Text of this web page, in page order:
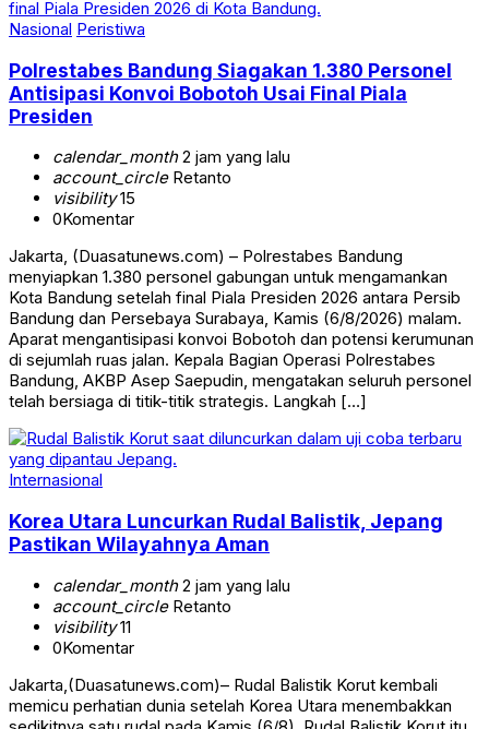
Nasional Peristiwa
Polrestabes Bandung Siagakan 1.380 Personel
Antisipasi Konvoi Bobotoh Usai Final Piala
Presiden
calendar_month2 jam yang lalu
account_circleRetanto
visibility15
0Komentar
Jakarta, (Duasatunews.com) – Polrestabes Bandung
menyiapkan 1.380 personel gabungan untuk mengamankan
Kota Bandung setelah final Piala Presiden 2026 antara Persib
Bandung dan Persebaya Surabaya, Kamis (6/8/2026) malam.
Aparat mengantisipasi konvoi Bobotoh dan potensi kerumunan
di sejumlah ruas jalan. Kepala Bagian Operasi Polrestabes
Bandung, AKBP Asep Saepudin, mengatakan seluruh personel
telah bersiaga di titik-titik strategis. Langkah […]
Internasional
Korea Utara Luncurkan Rudal Balistik, Jepang
Pastikan Wilayahnya Aman
calendar_month2 jam yang lalu
account_circleRetanto
visibility11
0Komentar
Jakarta,(Duasatunews.com)– Rudal Balistik Korut kembali
memicu perhatian dunia setelah Korea Utara menembakkan